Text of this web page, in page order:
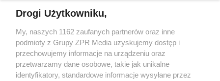
Żaden utwór zamieszczony w serwisie nie może być powielany i
rozpowszechniany lub dalej rozpowszechniany w jakikolwiek sposób (w
tym także elektroniczny lub mechaniczny) na jakimkolwiek polu
eksploatacji w jakiejkolwiek formie, włącznie z umieszczaniem w
Internecie bez pisemnej zgody właściciela praw. Jakiekolwiek użycie lub
wykorzystanie utworów w całości lub w części z naruszeniem prawa,
Drogi Użytkowniku,
My, naszych 1162 zaufanych partnerów oraz inne
podmioty z Grupy ZPR Media uzyskujemy dostęp i
przechowujemy informacje na urządzeniu oraz
przetwarzamy dane osobowe, takie jak unikalne
identyfikatory, standardowe informacje wysyłane przez